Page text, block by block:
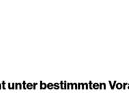
unter bestimmten